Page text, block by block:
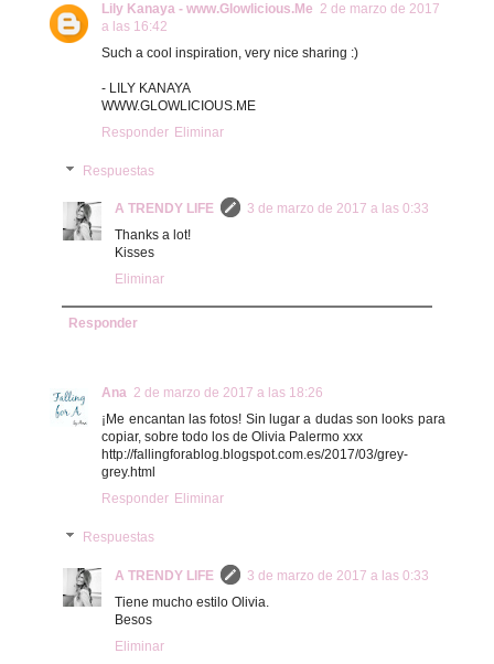
Lily Kanaya - www.Glowlicious.Me 2 de marzo de 2017
a las 16:42
Such a cool inspiration, very nice sharing :)
- LILY KANAYA
WWW.GLOWLICIOUS.ME
Responder Eliminar
Respuestas
A TRENDY LIFE
3 de marzo de 2017 a las 0:33
Thanks a lot!
Kisses
Eliminar
Responder
Ana 2 de marzo de 2017 a las 18:26
¡Me encantan las fotos! Sin lugar a dudas son looks para
copiar, sobre todo los de Olivia Palermo xxx
http://fallingforablog.blogspot.com.es/2017/03/grey-
grey.html
Responder Eliminar
Respuestas
A TRENDY LIFE
3 de marzo de 2017 a las 0:33
Tiene mucho estilo Olivia.
Besos
Eliminar